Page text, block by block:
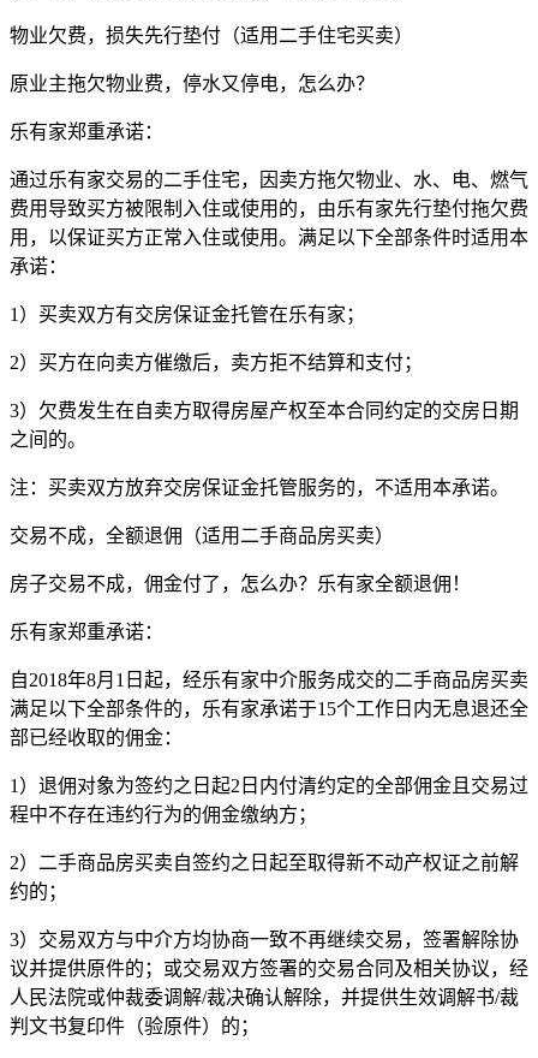
物业欠费，损失先行垫付（适用二手住宅买卖）
原业主拖欠物业费，停水又停电，怎么办？
乐有家郑重承诺：
通过乐有家交易的二手住宅，因卖方拖欠物业、水、电、燃气
费用导致买方被限制入住或使用的，由乐有家先行垫付拖欠费
用，以保证买方正常入住或使用。满足以下全部条件时适用本
承诺：
1）买卖双方有交房保证金托管在乐有家；
2）买方在向卖方催缴后，卖方拒不结算和支付；
3）欠费发生在自卖方取得房屋产权至本合同约定的交房日期
之间的。
注：买卖双方放弃交房保证金托管服务的，不适用本承诺。
交易不成，全额退佣（适用二手商品房买卖）
房子交易不成，佣金付了，怎么办？乐有家全额退佣！
乐有家郑重承诺：
自2018年8月1日起，经乐有家中介服务成交的二手商品房买卖
满足以下全部条件的，乐有家承诺于15个工作日内无息退还全
部已经收取的佣金：
1）退佣对象为签约之日起2日内付清约定的全部佣金且交易过
程中不存在违约行为的佣金缴纳方；
2）二手商品房买卖自签约之日起至取得新不动产权证之前解
约的；
3）交易双方与中介方均协商一致不再继续交易，签署解除协
议并提供原件的；或交易双方签署的交易合同及相关协议，经
人民法院或仲裁委调解/裁决确认解除，并提供生效调解书/裁
判文书复印件（验原件）的；